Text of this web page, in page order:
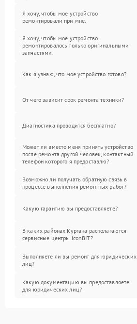
Я хочу, чтобы мое устройство
ремонтировали при мне.
Я хочу, чтобы мое устройство
ремонтировалось только оригинальными
запчастями.
Как я узнаю, что мое устройство готово?
От чего зависит срок ремонта техники?
Диагностика проводится бесплатно?
Может ли вместо меня принять устройство
после ремонта другой человек, контактный
телефон которого я предоставлю?
Возможно ли получать обратную связь в
процессе выполнения ремонтных работ?
Какую гарантию вы предоставляете?
В каких районах Кургана располагаются
сервисные центры iconBIT?
Выполняете ли вы ремонт для юридических
лиц?
Какую документацию вы предоставляете
для юридических лиц?